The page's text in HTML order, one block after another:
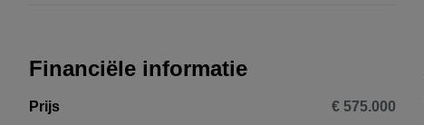
Financiële informatie
Prijs € 575.000